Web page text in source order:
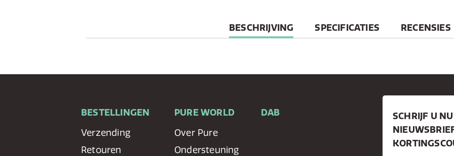
CURRENT
TAB:
BESCHRIJVING SPECIFICATIES RECENSIES
BESTELLINGEN
Verzending
Retouren
PURE WORLD
Over Pure
Ondersteuning
DAB
SCHRIJF U